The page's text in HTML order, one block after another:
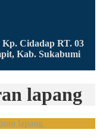
Cidadap RT. 03
Kab. Sukabumi
lapang
lapang